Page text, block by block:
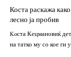
Коста раскажа
лесно ја пробив
Koста Кецмановиќ
на татко му со кое ги